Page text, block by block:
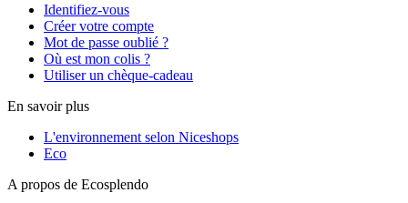
Identifiez-vous
Créer votre compte
Mot de passe oublié ?
Où est mon colis ?
Utiliser un chèque-cadeau
En savoir plus
L'environnement selon Niceshops
Eco
A propos de Ecosplendo